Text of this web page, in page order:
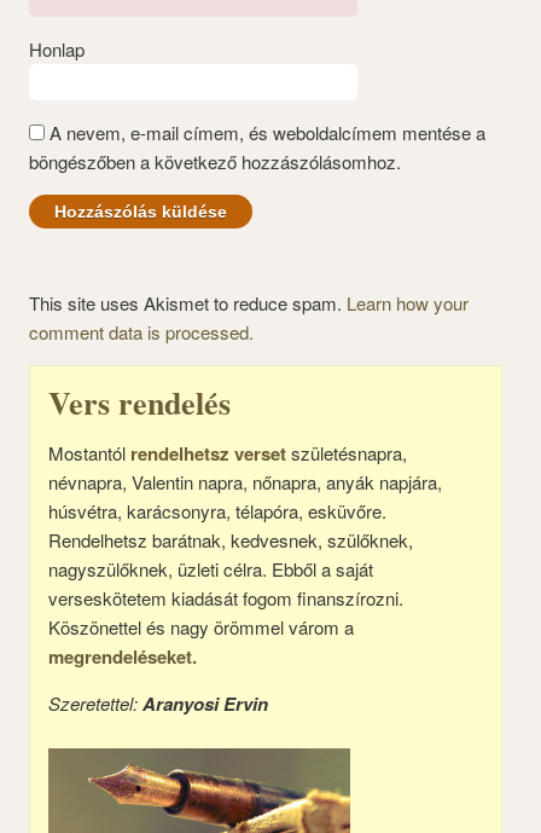
Honlap
A nevem, e-mail címem, és weboldalcímem mentése a
böngészőben a következő hozzászólásomhoz.
This site uses Akismet to reduce spam. Learn how your
comment data is processed.
Vers rendelés
Mostantól rendelhetsz versetszületésnapra,
névnapra, Valentin napra, nőnapra, anyák napjára,
húsvétra, karácsonyra, télapóra, esküvőre.
Rendelhetsz barátnak, kedvesnek, szülőknek,
nagyszülőknek, üzleti célra. Ebből a saját
verseskötetem kiadását fogom finanszírozni.
Köszönettel és nagy örömmel várom a
megrendeléseket.
Szeretettel:Aranyosi Ervin